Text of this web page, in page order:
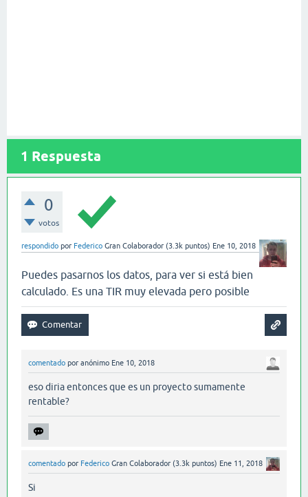
1 Respuesta
0
votos
respondido por Federico Gran Colaborador (3.3k puntos) Ene 10, 2018
Puedes pasarnos los datos, para ver si está bien
calculado. Es una TIR muy elevada pero posible
comentado por anónimo Ene 10, 2018
eso diria entonces que es un proyecto sumamente
rentable?
comentado por Federico Gran Colaborador (3.3k puntos) Ene 11, 2018
Si